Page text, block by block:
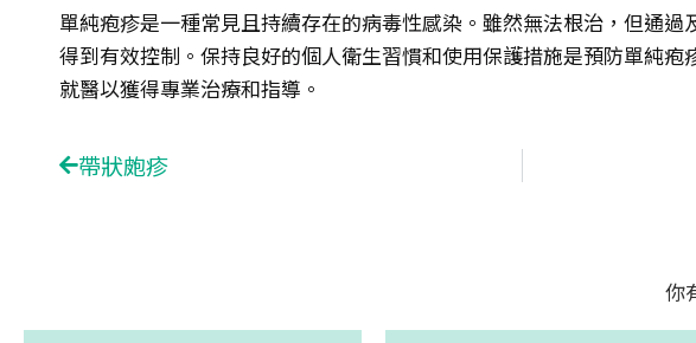
單純疱疹是一種常見且持續存在的病毒性感染。雖然無法根治，但通過
得到有效控制。保持良好的個人衛生習慣和使用保護措施是預防單純疱
就醫以獲得專業治療和指導。
Prev帶狀皰疹
你